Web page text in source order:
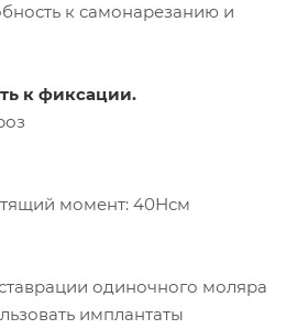
к самонарезанию и
к фиксации.
момент: 40Нсм
одиночного моляра
имплантаты